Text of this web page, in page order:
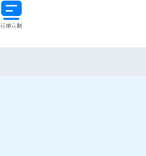
运维定制